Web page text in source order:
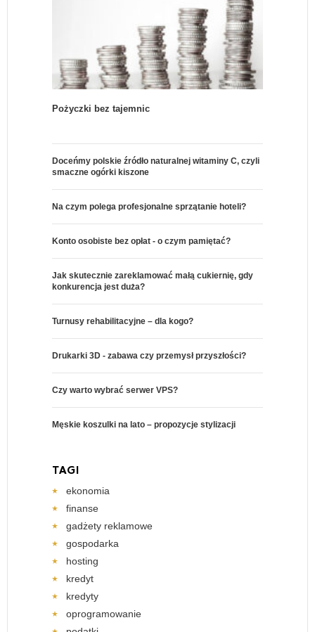
Pożyczki bez tajemnic
Doceńmy polskie źródło naturalnej witaminy C, czyli
smaczne ogórki kiszone
Na czym polega profesjonalne sprzątanie hoteli?
Konto osobiste bez opłat - o czym pamiętać?
Jak skutecznie zareklamować małą cukiernię, gdy
konkurencja jest duża?
Turnusy rehabilitacyjne – dla kogo?
Drukarki 3D - zabawa czy przemysł przyszłości?
Czy warto wybrać serwer VPS?
Męskie koszulki na lato – propozycje stylizacji
TAGI
ekonomia
finanse
gadżety reklamowe
gospodarka
hosting
kredyt
kredyty
oprogramowanie